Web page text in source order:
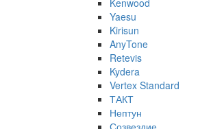
Yaesu
Kirisun
AnyTone
Retevis
Kydera
Vertex Standard
ТАКТ
Нептун
Созвездие